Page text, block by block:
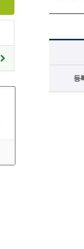
등